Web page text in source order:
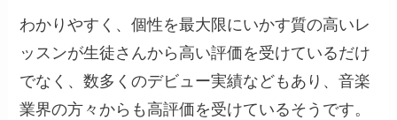
わかりやすく、個性を最大限にいかす質の高いレ
ッスンが生徒さんから高い評価を受けているだけ
でなく、数多くのデビュー実績などもあり、音楽
業界の方々からも高評価を受けているそうです。